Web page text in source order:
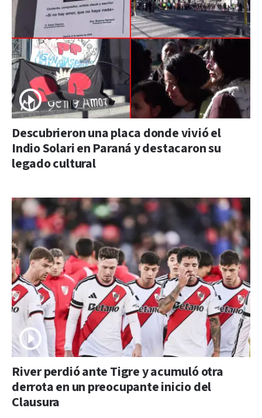
Descubrieron una placa donde vivió el
Indio Solari en Paraná y destacaron su
legado cultural
River perdió ante Tigre y acumuló otra
derrota en un preocupante inicio del
Clausura